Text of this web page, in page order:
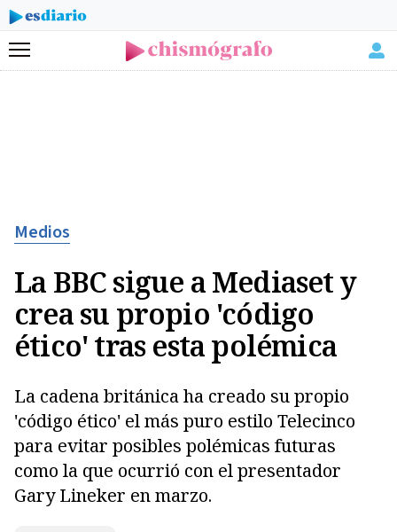
Menú
Medios
La BBC sigue a Mediaset y
crea su propio 'código
ético' tras esta polémica
La cadena británica ha creado su propio
'código ético' el más puro estilo Telecinco
para evitar posibles polémicas futuras
como la que ocurrió con el presentador
Gary Lineker en marzo.